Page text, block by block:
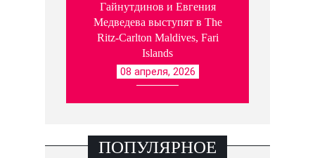
Гайнутдинов и Евгения
Медведева выступят в The
Ritz-Carlton Maldives, Fari
Islands
08 апреля, 2026
ПОПУЛЯРНОЕ